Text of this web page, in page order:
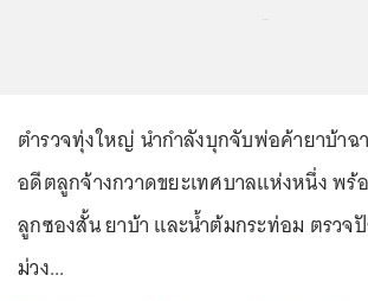
ตำรวจทุ่งใหญ่ นำกำลังบุกจับพ่อค้ายาบ้าฉ
อดีตลูกจ้างกวาดขยะเทศบาลแห่งหนึ่ง พร้
ลูกซองสั้น ยาบ้า และน้ำต้มกระท่อม ตรวจ
ม่วง...